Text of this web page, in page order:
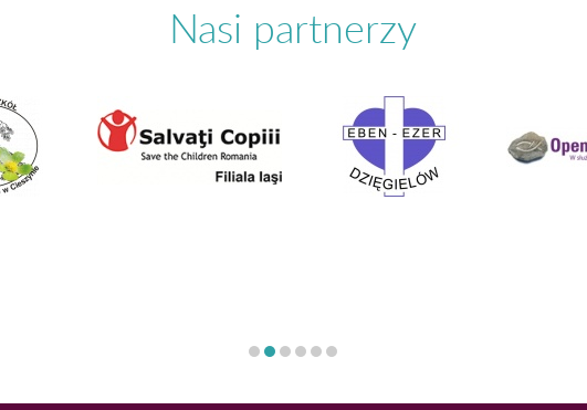
Nasi partnerzy